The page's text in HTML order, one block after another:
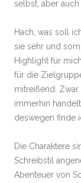
selbst, aber
Hach, was soll
sie sehr und
Highlight für
für die
mitreißend.
immerhin
deswegen finde
Die Charaktere
Schreibstil
Abenteuer von